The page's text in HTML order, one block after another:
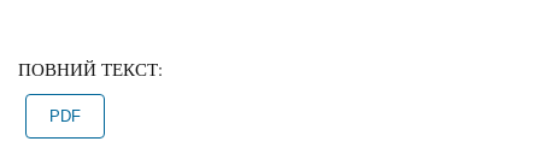
ПОВНИЙ ТЕКСТ:
PDF